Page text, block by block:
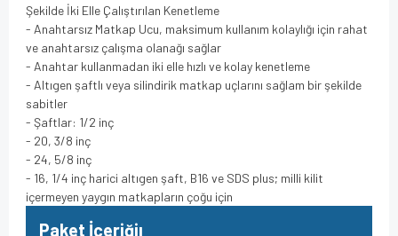
Şekilde İki Elle Çalıştırılan Kenetleme
- Anahtarsız Matkap Ucu, maksimum kullanım kolaylığı için rahat
ve anahtarsız çalışma olanağı sağlar
- Anahtar kullanmadan iki elle hızlı ve kolay kenetleme
- Altıgen şaftlı veya silindirik matkap uçlarını sağlam bir şekilde
sabitler
- Şaftlar: 1/2 inç
- 20, 3/8 inç
- 24, 5/8 inç
- 16, 1/4 inç harici altıgen şaft, B16 ve SDS plus; milli kilit
içermeyen yaygın matkapların çoğu için
Paket İçeriğiı